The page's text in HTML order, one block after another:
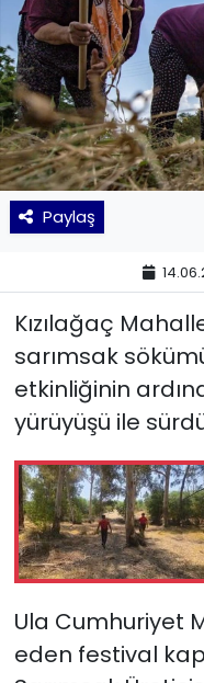
Paylaş
Kızılağaç
sarımsak
etkinliğinin
yürüyüşü ile
Ula Cumhuriyet
eden festival
GÜNCEL
KÜLTÜR SANAT
MAGAZİN
POLİTİKA
SAĞLIK
Siyaset
SPOR
TEKNOLOJİ
Yaşam
YEREL
YEREL
Yurt